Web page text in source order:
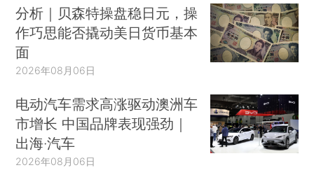
分析｜贝森特操盘稳日元，操
作巧思能否撬动美日货币基本
面
2026年08月06日
电动汽车需求高涨驱动澳洲车
市增长 中国品牌表现强劲｜
出海·汽车
2026年08月06日